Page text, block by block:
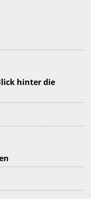
hinter die